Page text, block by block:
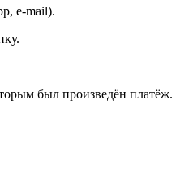
e-mail).
был произведён платёж.